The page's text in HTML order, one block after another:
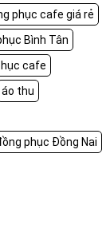
phục cafe giá rẻ
Bình Tân
cafe
áo thu
phục Đồng Nai